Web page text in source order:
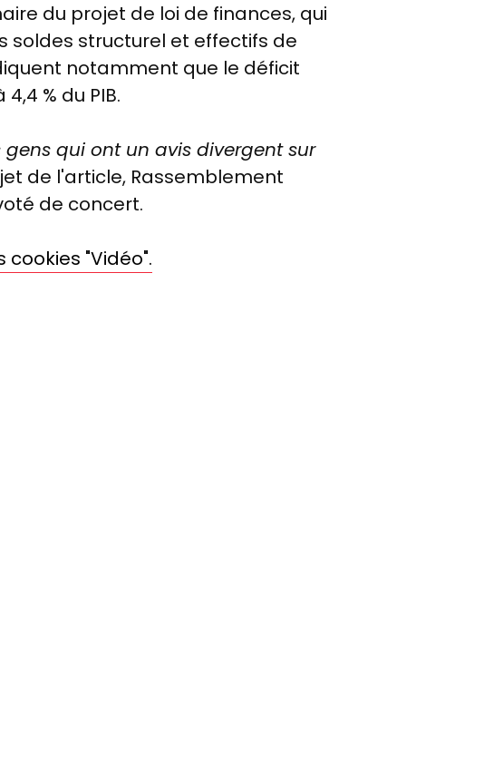
du projet de loi de finances, qui
soldes structurel et effectifs de
notamment que le déficit
4,4 % du PIB.
qui ont un avis divergent sur
de l'article, Rassemblement
de concert.
"Vidéo".